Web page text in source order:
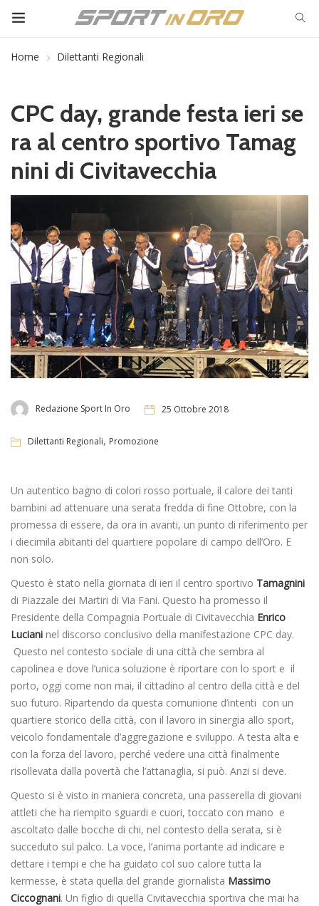
Home Dilettanti Regionali
CPC day, grande festa ieri se
ra al centro sportivo Tamag
nini di Civitavecchia
Redazione Sport In Oro 25 Ottobre 2018
Dilettanti Regionali, Promozione
Un autentico bagno di colori rosso portuale, il calore dei tanti
bambini ad attenuare una serata fredda di fine Ottobre, con la
promessa di essere, da ora in avanti, un punto di riferimento per
i diecimila abitanti del quartiere popolare di campo dell’Oro. E
non solo.
Questo è stato nella giornata di ieri il centro sportivo Tamagnini
di Piazzale dei Martiri di Via Fani. Questo ha promesso il
Presidente della Compagnia Portuale di Civitavecchia Enrico
Luciani nel discorso conclusivo della manifestazione CPC day.
Questo nel contesto sociale di una città che sembra al
capolinea e dove l’unica soluzione è riportare con lo sport e il
porto, oggi come non mai, il cittadino al centro della città e del
suo futuro. Ripartendo da questa comunione d’intenti con un
quartiere storico della città, con il lavoro in sinergia allo sport,
veicolo fondamentale d’aggregazione e sviluppo. A testa alta e
con la forza del lavoro, perché vedere una città finalmente
risollevata dalla povertà che l’attanaglia, si può. Anzi si deve.
Questo si è visto in maniera concreta, una passerella di giovani
attleti che ha riempito sguardi e cuori, toccato con mano e
ascoltato dalle bocche di chi, nel contesto della serata, si è
succeduto sul palco. La voce, l’anima portante ad indicare e
dettare i tempi e che ha guidato col suo calore tutta la
kermesse, è stata quella del grande giornalista Massimo
Ciccognani. Un figlio di quella Civitavecchia sportiva che mai ha